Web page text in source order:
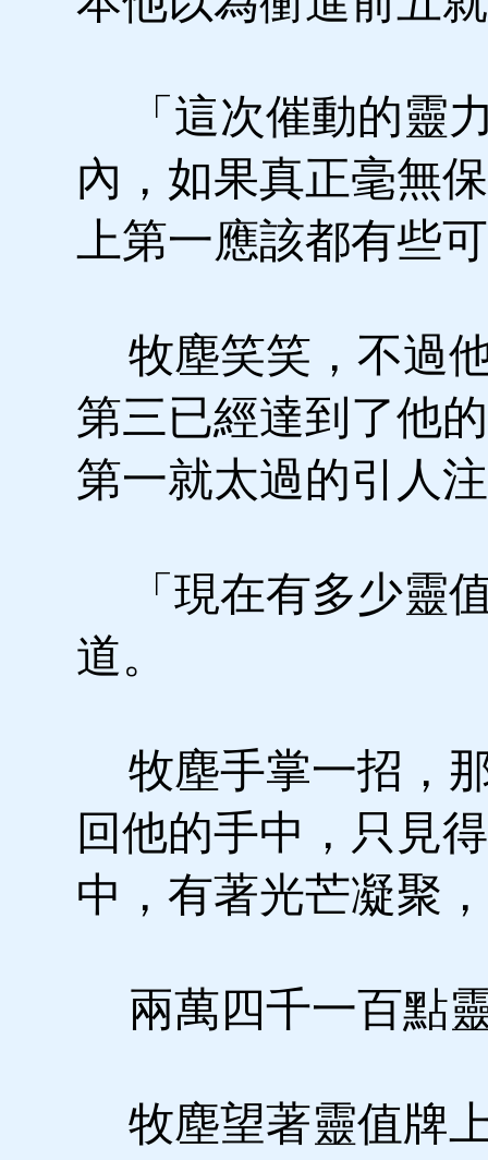
「這次催動的靈
內，如果真正毫無
上第一應該都有些
牧塵笑笑，不過
第三已經達到了他
第一就太過的引人
「現在有多少靈
道。
牧塵手掌一招，
回他的手中，只見
中，有著光芒凝聚
兩萬四千一百點
牧塵望著靈值牌